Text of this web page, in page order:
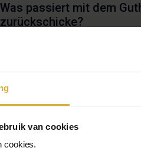
van cookies
cookies.
Was passiert mit dem
zurückschicke?
Kann ich meine
Ridderkerk abgeben?